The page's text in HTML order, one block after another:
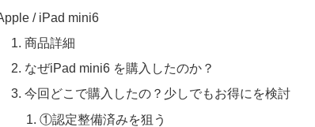
/ iPad mini6
商品詳細
なぜiPad mini6 を購入したのか？
今回どこで購入したの？少しでもお得にを検討
①認定整備済みを狙う